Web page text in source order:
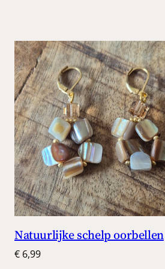
Natuurlijke schelp oorbellen
€ 6,99